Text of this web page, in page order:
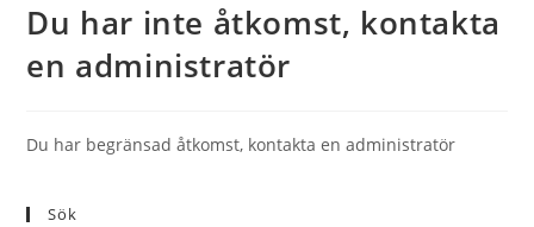
Du har inte åtkomst, kontakta
en administratör
Du har begränsad åtkomst, kontakta en administratör
Sök